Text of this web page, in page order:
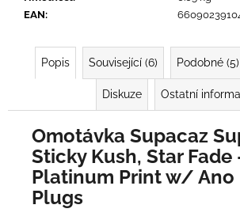
EAN:
Popis Související (6) Podobné (5)
Diskuze Ostatní
Omotávka Supacaz
Sticky Kush, Star Fade
Platinum Print w/ Ano
Plugs